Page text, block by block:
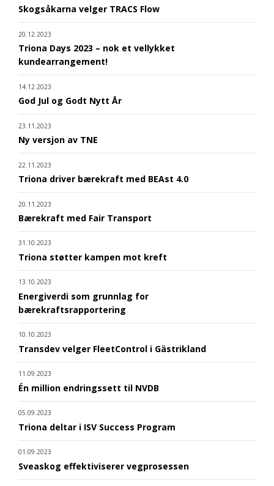
Skogsåkarna velger TRACS Flow
20.12.2023
Triona Days 2023 – nok et vellykket
kundearrangement!
14.12.2023
God Jul og Godt Nytt År
23.11.2023
Ny versjon av TNE
22.11.2023
Triona driver bærekraft med BEAst 4.0
20.11.2023
Bærekraft med Fair Transport
31.10.2023
Triona støtter kampen mot kreft
13.10.2023
Energiverdi som grunnlag for
bærekraftsrapportering
10.10.2023
Transdev velger FleetControl i Gästrikland
11.09.2023
Én million endringssett til NVDB
05.09.2023
Triona deltar i ISV Success Program
01.09.2023
Sveaskog effektiviserer vegprosessen